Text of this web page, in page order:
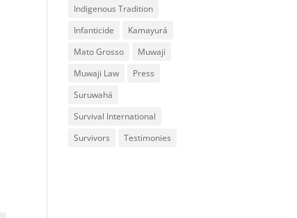
Indigenous Tradition
Infanticide
Kamayurá
Mato Grosso
Muwaji
Muwaji Law
Press
Suruwahá
Survival International
Survivors
Testimonies